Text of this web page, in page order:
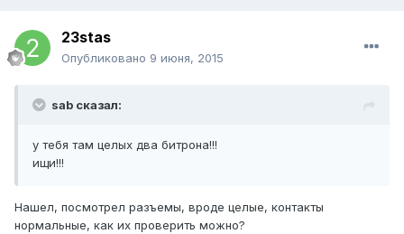
23stas
Опубликовано 9 июня, 2015
sab сказал:
у тебя там целых два битрона!!!
ищи!!!
Нашел, посмотрел разъемы, вроде целые, контакты
нормальные, как их проверить можно?